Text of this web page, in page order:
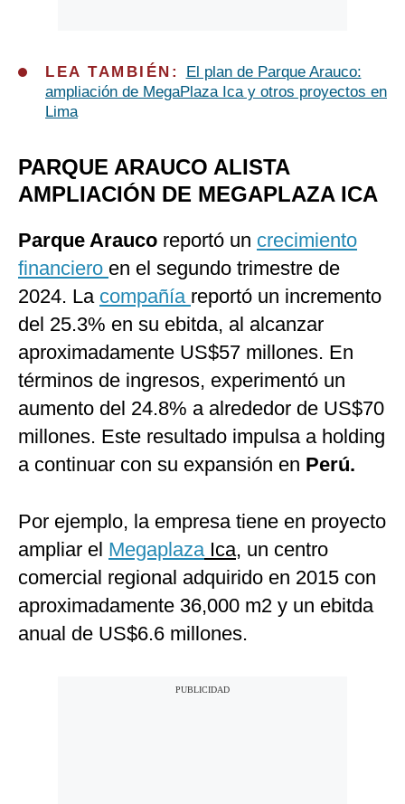
LEA TAMBIÉN:
El plan de Parque Arauco:
ampliación de MegaPlaza Ica y otros proyectos en
Lima
PARQUE ARAUCO ALISTA
AMPLIACIÓN DE MEGAPLAZA ICA
Parque Arauco reportó un crecimiento
financiero en el segundo trimestre de
2024. La compañía reportó un incremento
del 25.3% en su ebitda, al alcanzar
aproximadamente US$57 millones. En
términos de ingresos, experimentó un
aumento del 24.8% a alrededor de US$70
millones. Este resultado impulsa a holding
a continuar con su expansión en Perú.
Por ejemplo, la empresa tiene en proyecto
ampliar el MegaplazaIca, un centro
comercial regional adquirido en 2015 con
aproximadamente 36,000 m2 y un ebitda
anual de US$6.6 millones.